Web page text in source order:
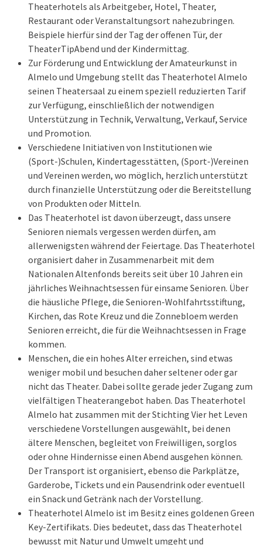
Theaterhotels als Arbeitgeber, Hotel, Theater,
Restaurant oder Veranstaltungsort nahezubringen.
Beispiele hierfür sind der Tag der offenen Tür, der
TheaterTipAbend und der Kindermittag.
Zur Förderung und Entwicklung der Amateurkunst in
Almelo und Umgebung stellt das Theaterhotel Almelo
seinen Theatersaal zu einem speziell reduzierten Tarif
zur Verfügung, einschließlich der notwendigen
Unterstützung in Technik, Verwaltung, Verkauf, Service
und Promotion.
Verschiedene Initiativen von Institutionen wie
(Sport-)Schulen, Kindertagesstätten, (Sport-)Vereinen
und Vereinen werden, wo möglich, herzlich unterstützt
durch finanzielle Unterstützung oder die Bereitstellung
von Produkten oder Mitteln.
Das Theaterhotel ist davon überzeugt, dass unsere
Senioren niemals vergessen werden dürfen, am
allerwenigsten während der Feiertage. Das Theaterhotel
organisiert daher in Zusammenarbeit mit dem
Nationalen Altenfonds bereits seit über 10 Jahren ein
jährliches Weihnachtsessen für einsame Senioren. Über
die häusliche Pflege, die Senioren-Wohlfahrtsstiftung,
Kirchen, das Rote Kreuz und die Zonnebloem werden
Senioren erreicht, die für die Weihnachtsessen in Frage
kommen.
Menschen, die ein hohes Alter erreichen, sind etwas
weniger mobil und besuchen daher seltener oder gar
nicht das Theater. Dabei sollte gerade jeder Zugang zum
vielfältigen Theaterangebot haben. Das Theaterhotel
Almelo hat zusammen mit der Stichting Vier het Leven
verschiedene Vorstellungen ausgewählt, bei denen
ältere Menschen, begleitet von Freiwilligen, sorglos
oder ohne Hindernisse einen Abend ausgehen können.
Der Transport ist organisiert, ebenso die Parkplätze,
Garderobe, Tickets und ein Pausendrink oder eventuell
ein Snack und Getränk nach der Vorstellung.
Theaterhotel Almelo ist im Besitz eines goldenen Green
Key-Zertifikats. Dies bedeutet, dass das Theaterhotel
bewusst mit Natur und Umwelt umgeht und